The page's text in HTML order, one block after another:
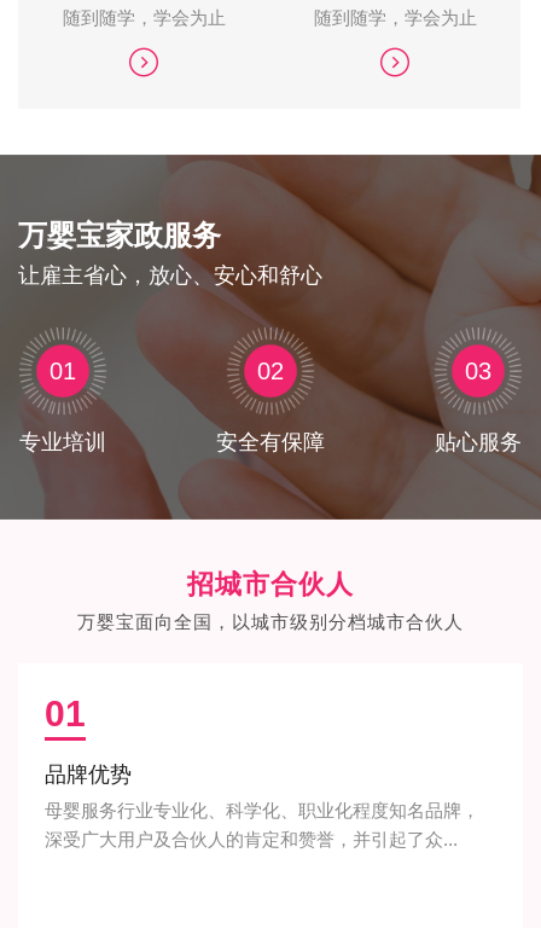
随到随学，学会为止 随到随学，学会为止
万婴宝家政服务
让雇主省心，放心、安心和舒心
01
专业培训
02
安全有保障
03
贴心服务
招城市合伙人
万婴宝面向全国，以城市级别分档城市合伙人
01
品牌优势
母婴服务行业专业化、科学化、职业化程度知名品牌，
深受广大用户及合伙人的肯定和赞誉，并引起了众...